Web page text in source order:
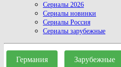
Сериалы 2026
Сериалы новинки
Сериалы Россия
Сериалы зарубежные
Close
Button
Германия Зарубежные